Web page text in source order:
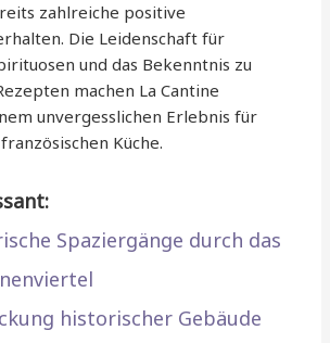
zahlreiche positive
Die Leidenschaft für
und das Bekenntnis zu
machen La Cantine
unvergesslichen Erlebnis für
Küche.
Spaziergänge durch das
historischer Gebäude